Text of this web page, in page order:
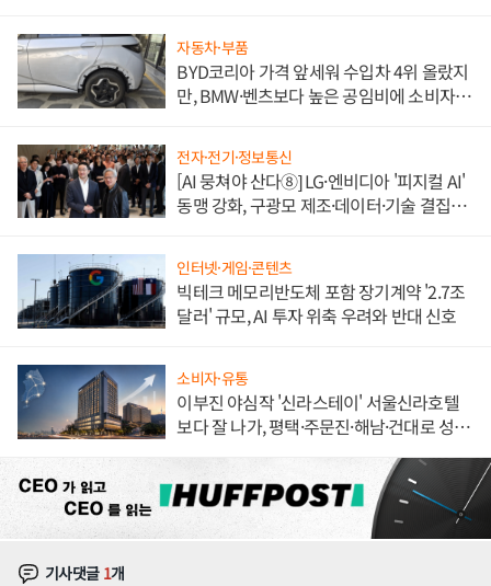
자동차·부품
BYD코리아 가격 앞세워 수입차 4위 올랐지
만, BMW·벤츠보다 높은 공임비에 소비자
전자·전기·정보통신
[AI 뭉쳐야 산다⑧] LG·엔비디아 '피지컬 AI'
동맹 강화, 구광모 제조·데이터·기술 결집
인터넷·게임·콘텐츠
빅테크 메모리반도체 포함 장기계약 '2.7조
달러' 규모, AI 투자 위축 우려와 반대 신호
소비자·유통
이부진 야심작 '신라스테이' 서울신라호텔
보다 잘 나가, 평택·주문진·해남·건대로 성
기사댓글 1개